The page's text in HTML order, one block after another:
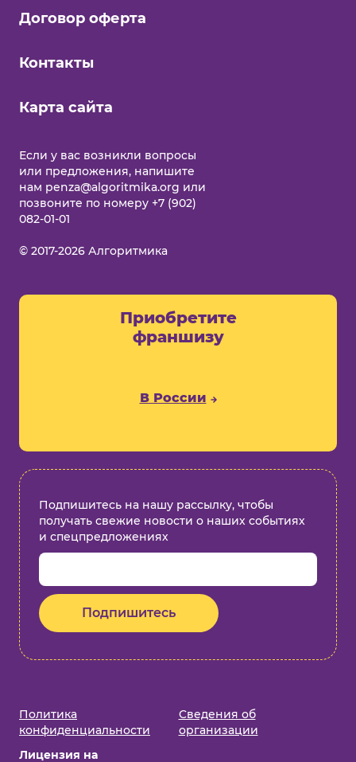
Договор оферта
Контакты
Карта сайта
Еcли у вас возникли вопросы
или предложения, напишите
нам penza@algoritmika.org или
позвоните по номеру +7 (902)
082-01-01
© 2017-2026 Алгоритмика
Подпишитесь на нашу рассылку, чтобы
получать свежие новости о наших событиях
и спецпредложениях
Подпишитесь
Приобретите
франшизу
В России
Политика
конфиденциальности
Cведения об
организации
Лицензия на